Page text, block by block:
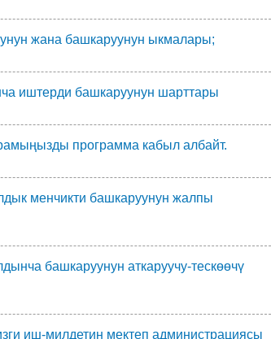
жана башкаруунун ыкмалары;
иштерди башкаруунун шарттары
программа кабыл албайт.
менчикти башкаруунун жалпы
башкаруунун аткаруучу-тескөөчү
иш-милдетин мектеп администрациясы